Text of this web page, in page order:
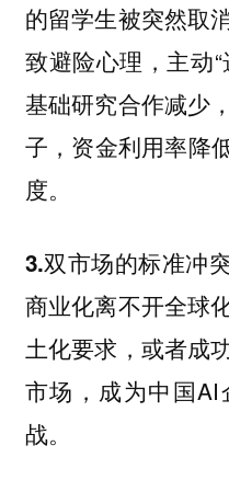
的留学生被突然取
致避险心理，主动
基础研究合作减少
子，资金利用率降
度。
3.双市场的标准冲
商业化离不开全球
土化要求，或者成
市场，成为中国
战。